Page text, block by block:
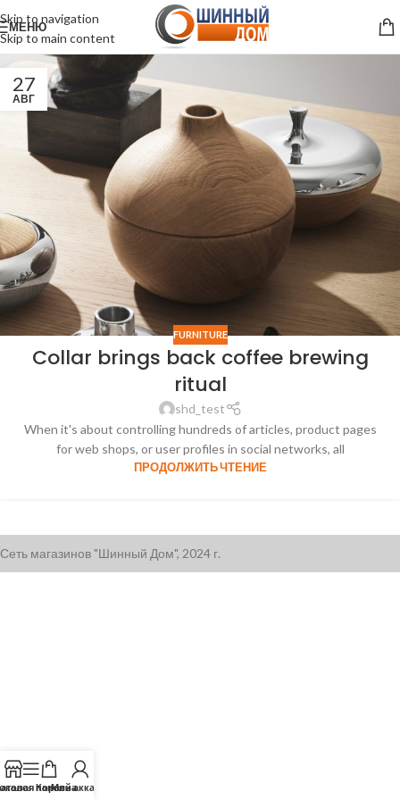
Skip to navigation
Skip to main content
МЕНЮ
27
АВГ
FURNITURE
Collar brings back coffee brewing
ritual
shd_test
When it's about controlling hundreds of articles, product pages
for web shops, or user profiles in social networks, all
ПРОДОЛЖИТЬ ЧТЕНИЕ
Сеть магазинов "Шинный Дом", 2024 г.
панель
Корзина
Мой аккаунт